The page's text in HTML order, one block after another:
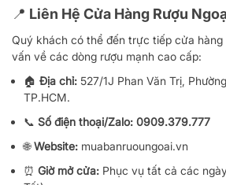
📍 Liên Hệ Cửa Hàng Rượu
Quý khách có thể đến trực tiếp cửa
vấn về các dòng rượu mạnh cao cấp:
🏠 Địa chỉ: 527/1J Phan Văn Trị,
TP.HCM.
📞 Số điện thoại/Zalo: 0909.379.777
🌐Website: muabanruoungoai.vn
⏰ Giờ mở cửa: Phục vụ tất cả các